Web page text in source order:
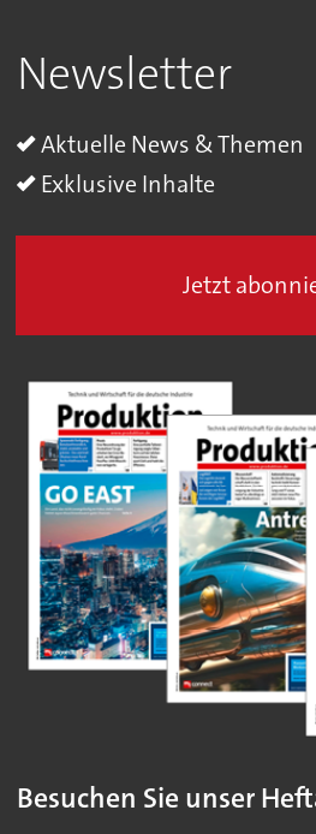
Newsletter
Aktuelle News & Themen
Exklusive Inhalte
Jetzt
Besuchen Sie unser